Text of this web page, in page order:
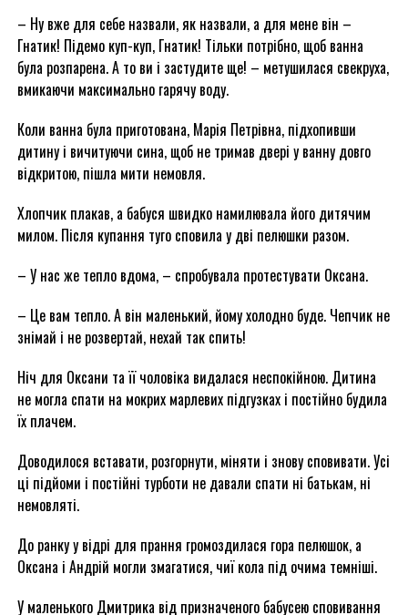
– Ну вже для себе назвали, як назвали, а для мене він –
Гнатик! Підемо куп-куп, Гнатик! Тільки потрібно, щоб ванна
була розпарена. А то ви і застудите ще! – метушилася свекруха,
вмикаючи максимально гарячу воду.
Коли ванна була приготована, Марія Петрівна, підхопивши
дитину і вичитуючи сина, щоб не тримав двері у ванну довго
відкритою, пішла мити немовля.
Хлопчик плакав, а бабуся швидко намилювала його дитячим
милом. Після купання туго сповила у дві пелюшки разом.
– У нас же тепло вдома, – спробувала протестувати Оксана.
– Це вам тепло. А він маленький, йому холодно буде. Чепчик не
знімай і не розвертай, нехай так спить!
Ніч для Оксани та її чоловіка видалася неспокійною. Дитина
не могла спати на мокрих марлевих підгузках і постійно будила
їх плачем.
Доводилося вставати, розгорнути, міняти і знову сповивати. Усі
ці підйоми і постійні турботи не давали спати ні батькам, ні
немовляті.
До ранку у відрі для прання громоздилася гора пелюшок, а
Оксана і Андрій могли змагатися, чиї кола під очима темніші.
У маленького Дмитрика від призначеного бабусею сповивання